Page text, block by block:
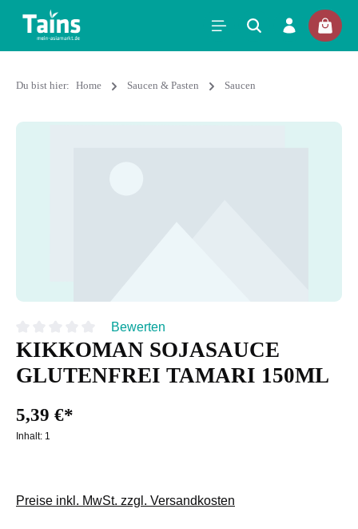
Du bist hier: Home Saucen & Pasten Saucen
Durchschnittliche Bewertung von 0 von 5 Sternen
Bewerten
KIKKOMAN SOJASAUCE
GLUTENFREI TAMARI 150ML
5,39 €*
Inhalt: 1
Preise inkl. MwSt. zzgl. Versandkosten